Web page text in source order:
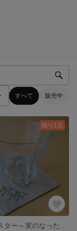
すべて 販売中
残り1点